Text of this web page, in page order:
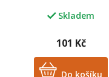
Skladem
101 Kč
Do košíku